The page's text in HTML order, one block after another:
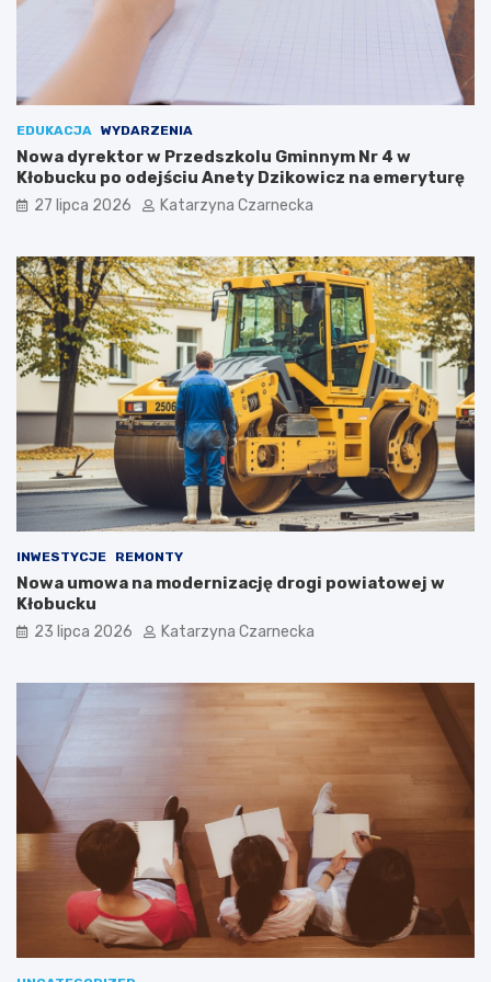
t
l
n
a
r
i
i
K
u
l
t
u
y
n
d
w
y
c
h
n
i
o
r
a
l
a
h
w
K
r
a
k
o
w
e
EDUKACJA WYDARZENIA
Nowa dyrektor w Przedszkolu Gminnym Nr 4 w
Kłobucku po odejściu Anety Dzikowicz na emeryturę
27 lipca 2026 Katarzyna Czarnecka
INWESTYCJE REMONTY
Nowa umowa na modernizację drogi powiatowej w
Kłobucku
23 lipca 2026 Katarzyna Czarnecka